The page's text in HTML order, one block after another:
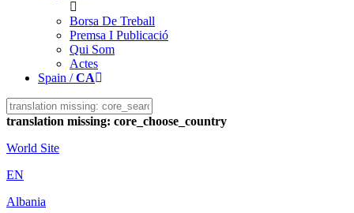
Borsa De Treball
Premsa I Publicació
Qui Som
Actes
Spain /CA
translation missing: core_choose_country
World Site
EN
Albania